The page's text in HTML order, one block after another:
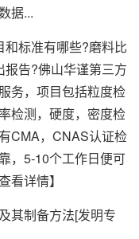
据...
标准有哪些?磨料比
告?佛山华谨第三方
务，项目包括粒度检
检测，硬度，密度检
CMA，CNAS认证检
，5-10个工作日便可
看详情】
制备方法[发明专